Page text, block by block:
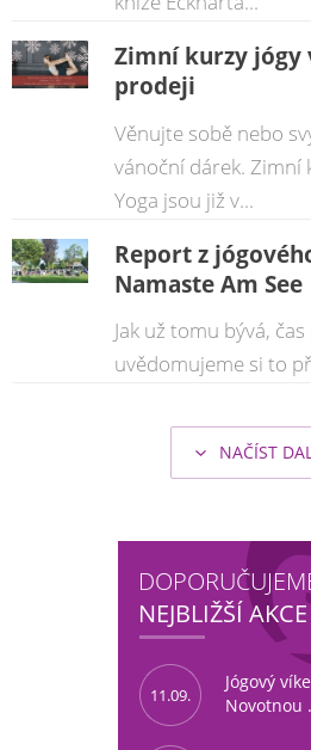
Zimní kurzy jógy
prodeji
Věnujte sobě nebo
vánoční dárek. Zimní
Yoga jsou již v...
Report z
Namaste Am See
Jak už tomu bývá,
uvědomujeme si to
NAČÍST
NEJBLIŽŠÍ AKCE
11.09.
Jógový
Novotnou